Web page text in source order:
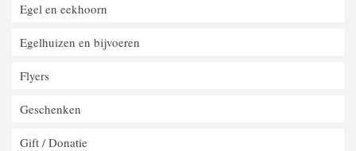
Egel en eekhoorn
Egelhuizen en bijvoeren
Flyers
Geschenken
Gift / Donatie